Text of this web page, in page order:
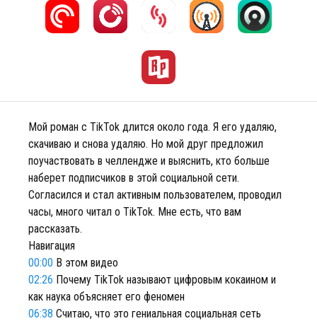
Мой роман с TikTok длится около года. Я его удаляю,
скачиваю и снова удаляю. Но мой друг предложил
поучаствовать в челлендже и выяснить, кто больше
наберет подписчиков в этой социальной сети.
Согласился и стал активным пользователем, проводил
часы, много читал о TikTok. Мне есть, что вам
рассказать.
Навигация
00:00 В этом видео
02:26 Почему TikTok называют цифровым кокаином и
как наука объясняет его феномен
06:38 Считаю, что это гениальная социальная сеть